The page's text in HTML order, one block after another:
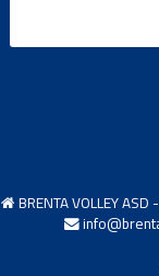
Under 19 M
BRENTA VOLLEY